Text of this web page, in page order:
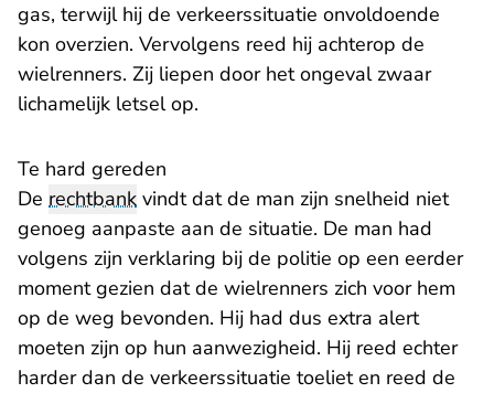
gas, terwijl hij de verkeerssituatie onvoldoende
kon overzien. Vervolgens reed hij achterop de
wielrenners. Zij liepen door het ongeval zwaar
lichamelijk letsel op.
Te hard gereden
De rechtbank vindt dat de man zijn snelheid niet
genoeg aanpaste aan de situatie. De man had
volgens zijn verklaring bij de politie op een eerder
moment gezien dat de wielrenners zich voor hem
op de weg bevonden. Hij had dus extra alert
moeten zijn op hun aanwezigheid. Hij reed echter
harder dan de verkeerssituatie toeliet en reed de